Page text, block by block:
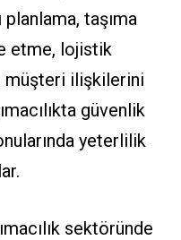
planlama, taşıma
etme, lojistik
müşteri ilişkilerini
güvenlik
yeterlilik
sektöründe